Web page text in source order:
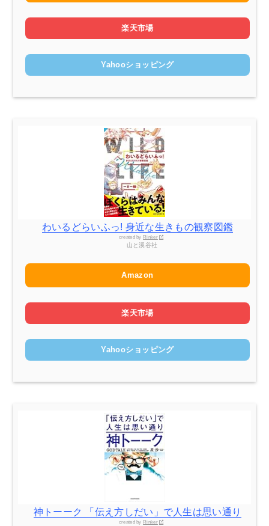
楽天市場
Yahooショッピング
わいるどらいふっ! 身近な生きもの観察図鑑
created by Rinker
山と溪谷社
Amazon
楽天市場
Yahooショッピング
神トーーク 「伝え方しだい」で人生は思い通り
created by Rinker